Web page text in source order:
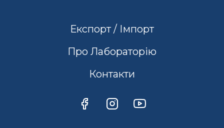
Експорт / Імпорт
Про Лабораторію
Контакти